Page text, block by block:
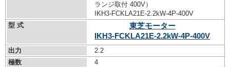
ランジ取付 400V）
IKH3-FCKLA21E-2.2kW-4P-400V
型 式
東芝モーター
IKH3-FCKLA21E-2.2kW-4P-400V
出力
2.2
極数
4